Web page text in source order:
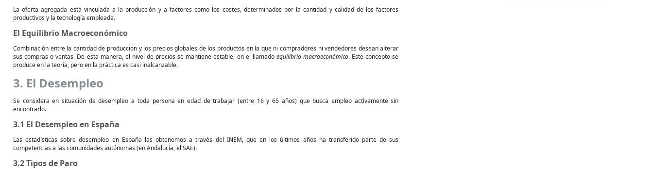
La oferta agregada está vinculada a la producción y a factores como los costes, determinados por la cantidad y calidad de los factores
productivos y la tecnología empleada.
El Equilibrio Macroeconómico
Combinación entre la cantidad de producción y los precios globales de los productos en la que ni compradores ni vendedores desean alterar
sus compras o ventas. De esta manera, el nivel de precios se mantiene estable, en el llamado equilibrio macroeconómico. Este concepto se
produce en la teoría, pero en la práctica es casi inalcanzable.
3. El Desempleo
Se considera en situación de desempleo a toda persona en edad de trabajar (entre 16 y 65 años) que busca empleo activamente sin
encontrarlo.
3.1 El Desempleo en España
Las estadísticas sobre desempleo en España las obtenemos a través del INEM, que en los últimos años ha transferido parte de sus
competencias a las comunidades autónomas (en Andalucía, el SAE).
3.2 Tipos de Paro